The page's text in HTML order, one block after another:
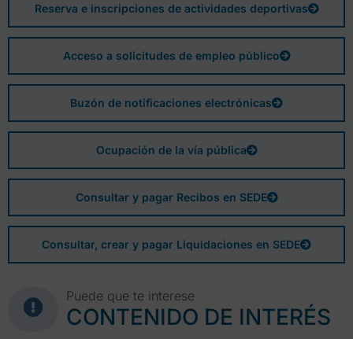
Reserva e inscripciones de actividades deportivas
Acceso a solicitudes de empleo público
Buzón de notificaciones electrónicas
Ocupación de la vía pública
Consultar y pagar Recibos en SEDE
Consultar, crear y pagar Liquidaciones en SEDE
Puede que te interese
CONTENIDO DE INTERÉS